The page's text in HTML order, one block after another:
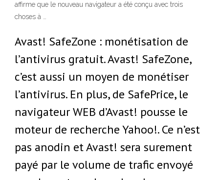
affirme que le nouveau navigateur a été conçu avec trois
choses à …
Avast! SafeZone : monétisation de
l’antivirus gratuit. Avast! SafeZone,
c’est aussi un moyen de monétiser
l’antivirus. En plus, de SafePrice, le
navigateur WEB d’Avast! pousse le
moteur de recherche Yahoo!. Ce n’est
pas anodin et Avast! sera surement
payé par le volume de trafic envoyé